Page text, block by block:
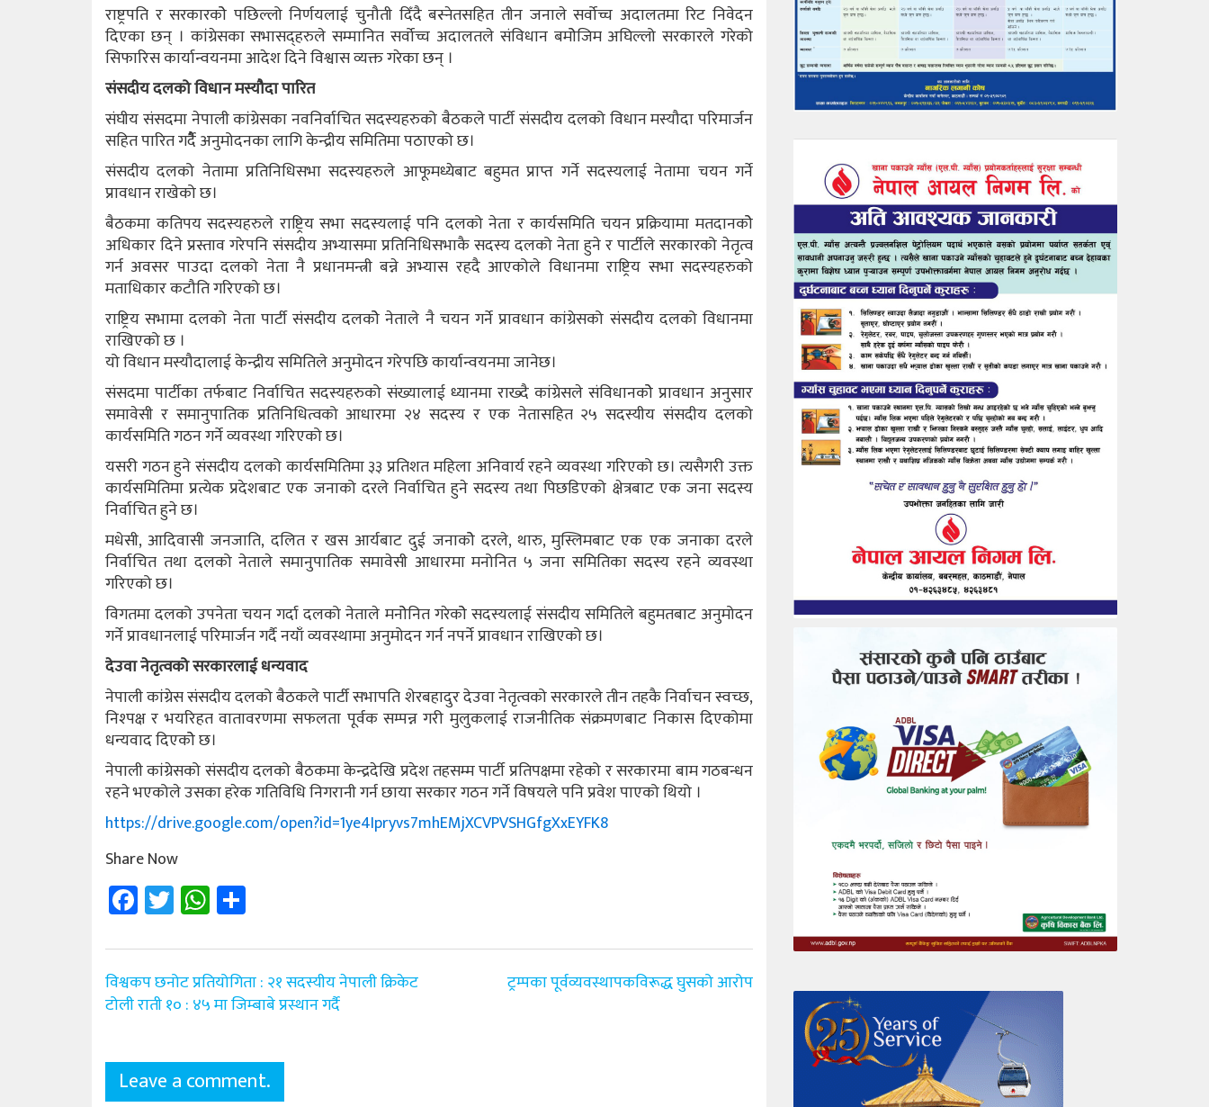
राष्ट्रपति र सरकारकोे पछिल्लो निर्णयलाई चुनौती दिँदै बस्नेतसहित तीन जनाले सर्वोच्च अदालतमा रिट निवेदन
दिएका छन् । कांग्रेसका सभासद्हरुले सम्मानित सर्वोच्च अदालतले संविधान बमोेजिम अघिल्लो सरकारले गरेको
सिफारिस कार्यान्वयनमा आदेश दिने विश्वास व्यक्त गरेका छन् ।
संसदीय दलको विधान मस्यौदा पारित
संघीय संसदमा नेपाली कांग्रेसका नवनिर्वाचित सदस्यहरुको बैठकले पार्टी संसदीय दलको विधान मस्यौदा परिमार्जन
सहित पारित गर्दैै अनुमोदनका लागि केन्द्रीय समितिमा पठाएको छ।
संसदीय दलको नेतामा प्रतिनिधिसभा सदस्यहरुले आफूमध्येबाट बहुमत प्राप्त गर्ने सदस्यलाई नेतामा चयन गर्ने
प्रावधान राखेको छ।
बैठकमा कतिपय सदस्यहरुले राष्ट्रिय सभा सदस्यलाई पनि दलको नेता र कार्यसमिति चयन प्रक्रियामा मतदानकोे
अधिकार दिने प्रस्ताव गरेपनि संसदीय अभ्यासमा प्रतिनिधिसभाकै सदस्य दलको नेता हुने र पार्टीले सरकारको नेतृत्व
गर्न अवसर पाउदा दलको नेता नै प्रधानमन्त्री बन्ने अभ्यास रहदै आएकोले विधानमा राष्ट्रिय सभा सदस्यहरुको
मताधिकार कटौति गरिएको छ।
राष्ट्रिय सभामा दलको नेता पार्टी संसदीय दलकोे नेताले नै चयन गर्ने प्रावधान कांग्रेसको संसदीय दलको विधानमा
राखिएको छ ।
यो विधान मस्यौदालाई केन्द्रीय समितिले अनुमोदन गरेपछि कार्यान्वयनमा जानेछ।
संसदमा पार्टीका तर्फबाट निर्वाचित सदस्यहरुको संख्यालाई ध्यानमा राख्दै कांग्रेसले संविधानकोे प्रावधान अनुसार
समावेसी र समानुपातिक प्रतिनिधित्वको आधारमा २४ सदस्य र एक नेतासहित २५ सदस्यीय संसदीय दलको
कार्यसमिति गठन गर्ने व्यवस्था गरिएको छ।
यसरी गठन हुने संसदीय दलको कार्यसमितिमा ३३ प्रतिशत महिला अनिवार्य रहने व्यवस्था गरिएको छ। त्यसैगरी उक्त
कार्यसमितिमा प्रत्येक प्रदेशबाट एक जनाको दरले निर्वाचित हुने सदस्य तथा पिछडिएको क्षेत्रबाट एक जना सदस्य
निर्वाचित हुने छ।
मधेसी, आदिवासी जनजाति, दलित र खस आर्यबाट दुई जनाकोे दरले, थारु, मुस्लिमबाट एक एक जनाका दरले
निर्वाचित तथा दलको नेताले समानुपातिक समावेसी आधारमा मनोनित ५ जना समितिका सदस्य रहने व्यवस्था
गरिएको छ।
विगतमा दलको उपनेता चयन गर्दा दलको नेताले मनोेनित गरेकोे सदस्यलाई संसदीय समितिले बहुमतबाट अनुमोदन
गर्ने प्रावधानलाई परिमार्जन गर्दै नयाँ व्यवस्थामा अनुमोदन गर्न नपर्ने प्रावधान राखिएको छ।
देउवा नेतृत्वको सरकारलाई धन्यवाद
नेपाली कांग्रेस संसदीय दलको बैठकले पार्टी सभापति शेरबहादुर देउवा नेतृत्वको सरकारले तीन तहकै निर्वाचन स्वच्छ,
निश्पक्ष र भयरिहत वातावरणमा सफलता पूर्वक सम्पन्न गरी मुलुकलाई राजनीतिक संक्रमणबाट निकास दिएकोमा
धन्यवाद दिएकोे छ।
नेपाली कांग्रेसको संसदीय दलको बैठकमा केन्द्रदेखि प्रदेश तहसम्म पार्टी प्रतिपक्षमा रहेको र सरकारमा बाम गठबन्धन
रहने भएकोले उसका हरेक गतिविधि निगरानी गर्न छाया सरकार गठन गर्ने विषयले पनि प्रवेश पाएको थियो ।
https://drive.google.com/open?id=1ye4Ipryvs7mhEMjXCVPVSHGfgXxEYFK8
Share Now
Facebook
TwitterWhatsApp
Post
navigation
विश्वकप छनोट प्रतियोगिता : २१ सदस्यीय नेपाली क्रिकेट
टोली राती १० : ४५ मा जिम्बाबे प्रस्थान गर्दै
ट्रम्पका पूर्वव्यवस्थापकविरूद्ध घुसको आरोप
Leave a comment.